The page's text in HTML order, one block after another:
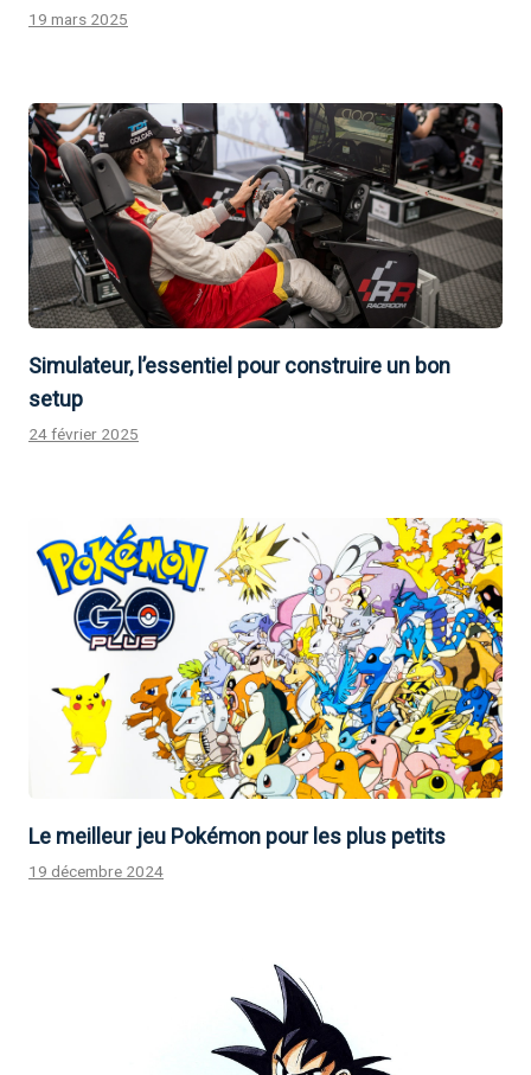
19 mars 2025
Simulateur, l’essentiel pour construire un bon
setup
24 février 2025
Le meilleur jeu Pokémon pour les plus petits
19 décembre 2024